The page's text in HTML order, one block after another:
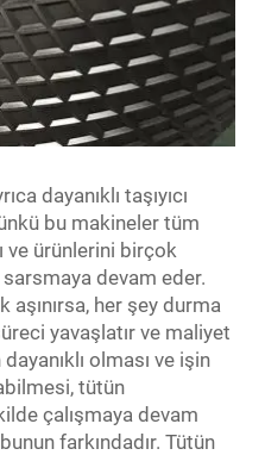
dayanıklı taşıyıcı
bu makineler tüm
ve ürünlerini birçok
devam eder.
her şey durma
yavaşlatır ve maliyet
olması ve işin
tütün
çalışmaya devam
farkındadır. Tütün